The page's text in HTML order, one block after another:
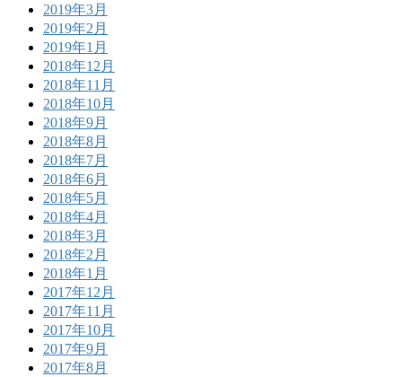
2019年3月
2019年2月
2019年1月
2018年12月
2018年11月
2018年10月
2018年9月
2018年8月
2018年7月
2018年6月
2018年5月
2018年4月
2018年3月
2018年2月
2018年1月
2017年12月
2017年11月
2017年10月
2017年9月
2017年8月